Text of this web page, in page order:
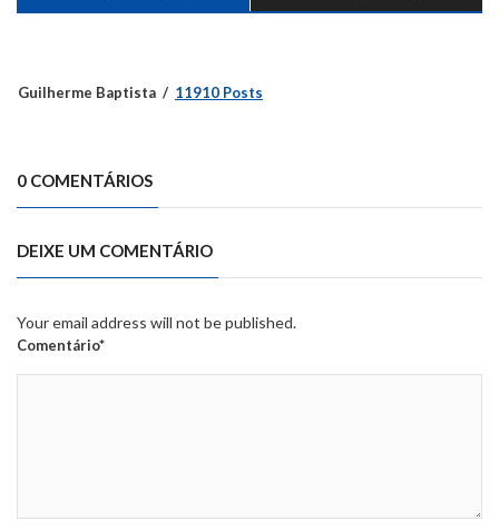
Guilherme Baptista 11910 Posts
0 COMENTÁRIOS
DEIXE UM COMENTÁRIO
Your email address will not be published.
Comentário*